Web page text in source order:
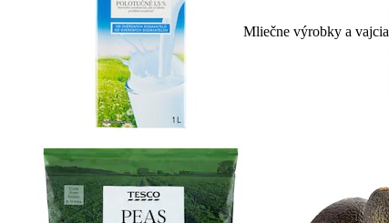
Mliečne výrobky a vajcia